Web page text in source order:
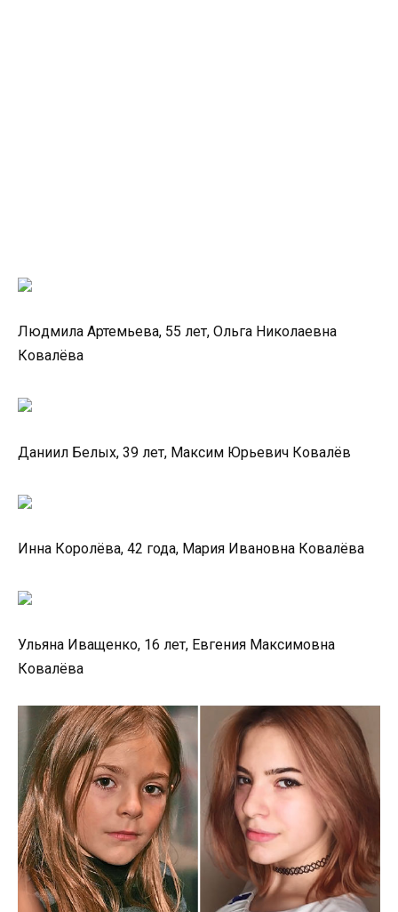
Людмила Артемьева, 55 лет, Ольга Николаевна
Ковалёва
Даниил Белых, 39 лет, Максим Юрьевич Ковалёв
Инна Королёва, 42 года, Мария Ивановна Ковалёва
Ульяна Иващенко, 16 лет, Евгения Максимовна
Ковалёва